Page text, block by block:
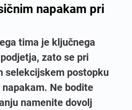
napakam pri
tima je ključnega
zato se pri
selekcijskem postopku
Ne bodite
namenite dovolj